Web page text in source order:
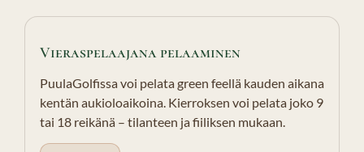
Vieraspelaajana pelaaminen
PuulaGolfissa voi pelata green feellä kauden aikana
kentän aukioloaikoina. Kierroksen voi pelata joko 9
tai 18 reikänä – tilanteen ja fiiliksen mukaan.